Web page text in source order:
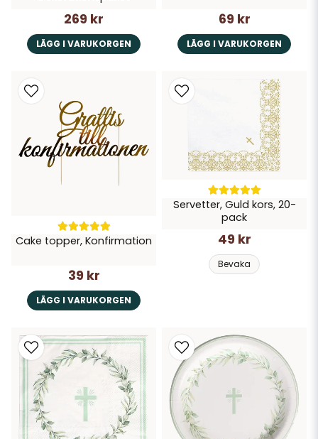
269 kr
LÄGG I VARUKORGEN
69 kr
LÄGG I VARUKORGEN
Cake topper, Konfirmation
39 kr
LÄGG I VARUKORGEN
Servetter, Guld kors, 20-
pack
49 kr
Bevaka